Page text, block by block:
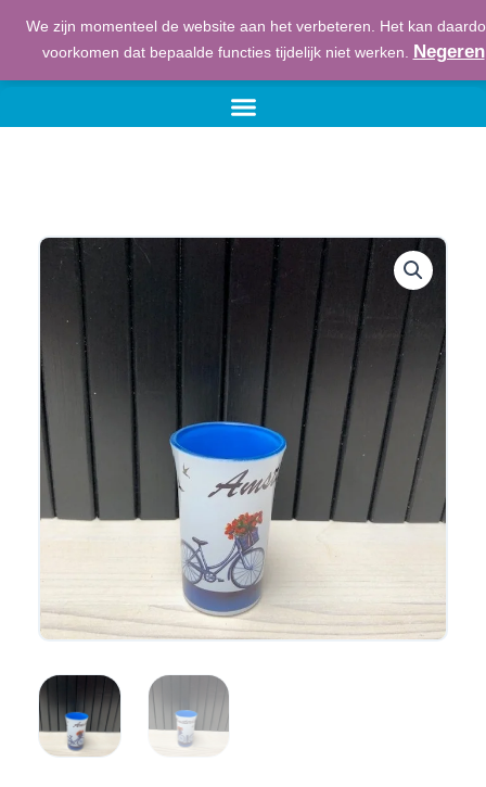
We zijn momenteel de website aan het verbeteren. Het kan
voorkomen dat bepaalde functies tijdelijk niet werken. Negeren